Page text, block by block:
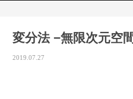
変分法 −無限次元空
2019.07.27